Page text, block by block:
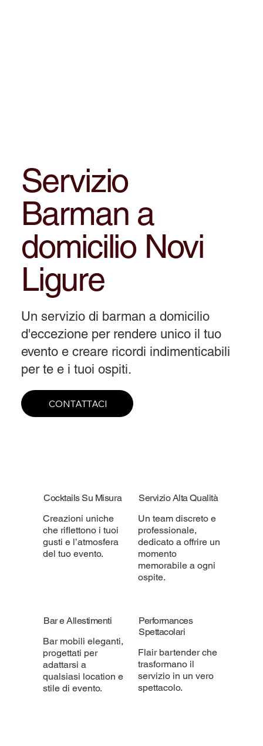
Servizio
Barman a
domicilio Novi
Ligure
Un servizio di barman a domicilio
d'eccezione per rendere unico il tuo
evento e creare ricordi indimenticabili
per te e i tuoi ospiti.
CONTATTACI
Cocktails Su Misura
Creazioni uniche
che riflettono i tuoi
gusti e l’atmosfera
del tuo evento.
Servizio Alta Qualità
Un team discreto e
professionale,
dedicato a offrire un
momento
memorabile a ogni
ospite.
Bar e Allestimenti
Bar mobili eleganti,
progettati per
adattarsi a
qualsiasi location e
stile di evento.
Performances
Spettacolari
Flair bartender che
trasformano il
servizio in un vero
spettacolo.